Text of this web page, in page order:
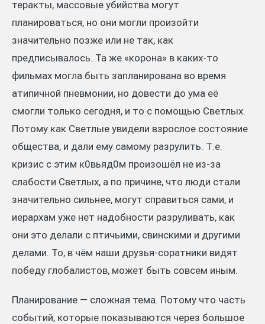
теракты, массовые убийства могут
планироваться, но они могли произойти
значительно позже или не так, как
предписывалось. Та же «корона» в каких-то
фильмах могла быть запланирована во время
атипичной пневмонии, но довести до ума её
смогли только сегодня, и то с помощью Светлых.
Потому как Светлые увидели взрослое состояние
общества, и дали ему самому разрулить. Т.е.
кризис с этим к0вьяд0м произошёл не из-за
слабости Светлых, а по причине, что люди стали
значительно сильнее, могут справиться сами, и
иерархам уже нет надобности разруливать, как
они это делали с птичьими, свинскими и другими
делами. То, в чём наши друзья-соратники видят
победу глобалистов, может быть совсем иным.
Планирование — сложная тема. Потому что часть
событий, которые показываются через большое